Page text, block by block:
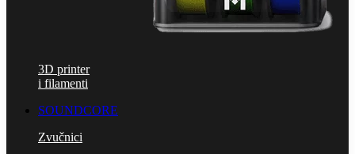
3D printer
i filamenti
SOUNDCORE
Zvučnici